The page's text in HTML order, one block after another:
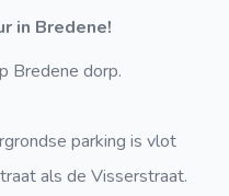
in Bredene!
Bredene dorp.
parking is vlot
als de Visserstraat.